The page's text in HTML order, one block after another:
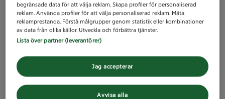
begränsade data för att välja reklam. Skapa profiler för personaliserad
reklam. Använda profiler för att välja personaliserad reklam. Mäta
reklamprestanda. Förstå målgrupper genom statistik eller kombinationer
av data från olika källor. Utveckla och förbättra tjänster.
Lista över partner (leverantörer)
Avvisa alla
Jag accepterar